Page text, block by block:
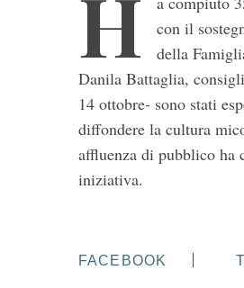
H
con il
della
Danila Battaglia,
14 ottobre- sono stati
diffondere la cultura
affluenza di pubblico ha
iniziativa.
FACEBOOK
S
e
a
h
f